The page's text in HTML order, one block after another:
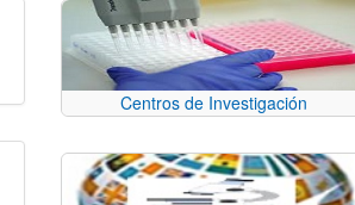
Centros de Investigación